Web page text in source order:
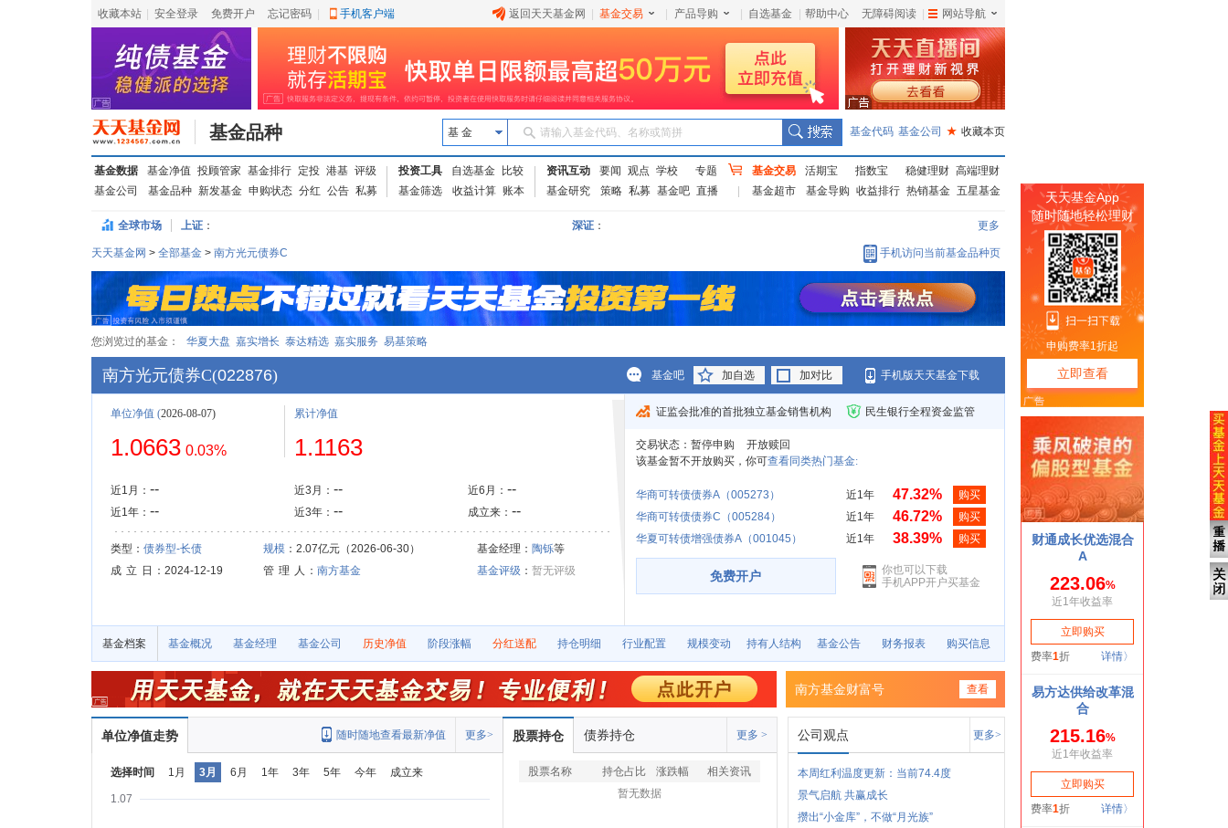
收藏本站 安全登录 免费开户 忘记密码 手机客户端 返回天天基金网 基金交易 产品导购 自选基金 帮助中心 无障碍阅读 网站导航
基金品种 基 金 请输入基金代码、名称或简拼 基金代码 基金公司 ★ 收藏本页
基金数据 基金净值 投顾管家 基金排行 定投 港基 评级
基金公司
基金品种 新发基金 申购状态 分红 公告 私募
投资工具 自选基金
比较
基金筛选
收益计算 账本
资讯互动 要闻 观点 学校
专题
基金研究
策略 私募 基金吧 直播
基金交易 活期宝 指数宝 稳健理财 高端理财
基金超市
基金导购 收益排行 热销基金 五星基金
全球市场 上证： 深证： 更多
天天基金网 > 全部基金 > 南方光元债券C 手机访问当前基金品种页
您浏览过的基金： 华夏大盘 嘉实增长 泰达精选 嘉实服务 易基策略
南方光元债券C(022876) 基金吧 加自选 加对比 手机版天天基金下载
单位净值 (2026-08-07)
1.0663 0.03%
近1月： --
近1年： --
累计净值
1.1163
近3月： --
近3年： --
近6月： --
成立来： --
类型： 债券型-长债 规模：2.07亿元（2026-06-30） 基金经理： 陶铄等
成 立 日
：2024-12-19 管 理 人 ： 南方基金 基金评级 ： 暂无评级
证监会批准的首批独立基金销售机构 民生银行全程资金监管
交易状态： 暂停申购
开放赎回
该基金暂不开放购买，你可查看同类热门基金:
华商可转债债券A（005273） 近1年 47.32%
购买
华商可转债债券C（005284）
近1年 46.72%
购买
华夏可转债增强债券A（001045）
近1年 38.39% 购买
免费开户
你也可以下载
手机APP开户买基金
基金档案 基金概况 基金经理 基金公司 历史净值 阶段涨幅 分红送配 持仓明细 行业配置 规模变动 持有人结构 基金公告 财务报表 购买信息
南方基金财富号 查看
单位净值走势 更多>
随时随地查看最新净值
选择时间 1月 3月 6月 1年 3年 5年 今年 成立来
1.07
股票持仓 债券持仓 更多 >
股票名称 持仓占比 涨跌幅
相关资讯
暂无数据
公司观点 更多>
本周红利温度更新：当前74.4度
景气启航 共赢成长
攒出“小金库”，不做“月光族”